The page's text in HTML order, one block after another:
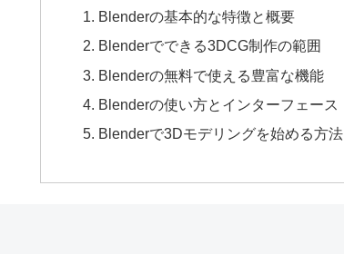
Blenderの基本的な特徴と概要
Blenderでできる3DCG制作の範囲
Blenderの無料で使える豊富な機能
Blenderの使い方とインターフェース
Blenderで3Dモデリングを始める方法